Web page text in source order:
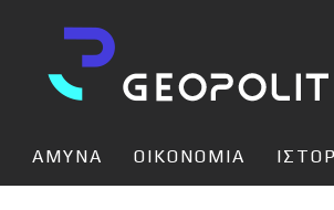
ΑΜΥΝΑ ΟΙΚΟΝΟΜΙΑ